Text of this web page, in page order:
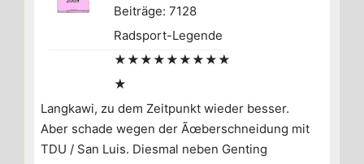
Beiträge: 7128
Radsport-Legende
★★★★★★★★★
★
Langkawi, zu dem Zeitpunkt wieder besser.
Aber schade wegen der Ãœberschneidung mit
TDU / San Luis. Diesmal neben Genting